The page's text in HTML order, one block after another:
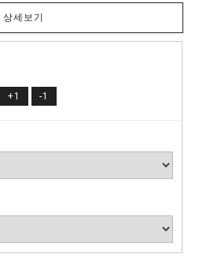
상세보기
+1 -1